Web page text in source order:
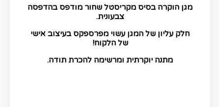
מגן הוקרה בסיס מקריסטל שחור מודפס בהדפסה
צבעונית.
חלק עליון של המגן עשוי מפרספקס בעיצוב אישי
של הלקוח!
מתנה יוקרתית ומרשימה להכרת תודה.